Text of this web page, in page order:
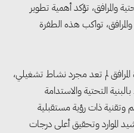
والمرافق، تؤكد أهمية تطوير
تواكب هذه الطفرة
المرافق لم تعد مجرد نشاط تشغيلي،
التحتية والاستدامة
وتقنية ذات رؤية مستقبلية
الموارد وتحقيق أعلى درجات